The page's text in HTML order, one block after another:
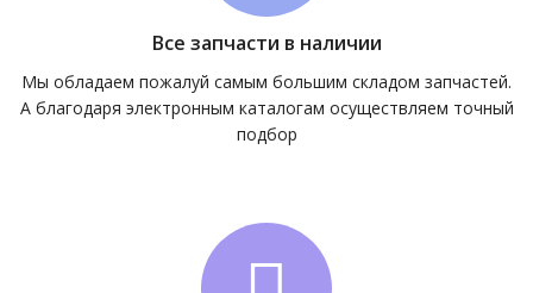
Все запчасти в наличии
Мы обладаем пожалуй самым большим складом запчастей.
А благодаря электронным каталогам осуществляем точный
подбор